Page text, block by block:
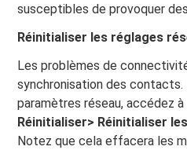
susceptibles de provoquer
Réinitialiser les réglages
Les problèmes de
synchronisation des contacts.
paramètres réseau, accédez à
Réinitialiser> Réinitialiser
Notez que cela effacera les